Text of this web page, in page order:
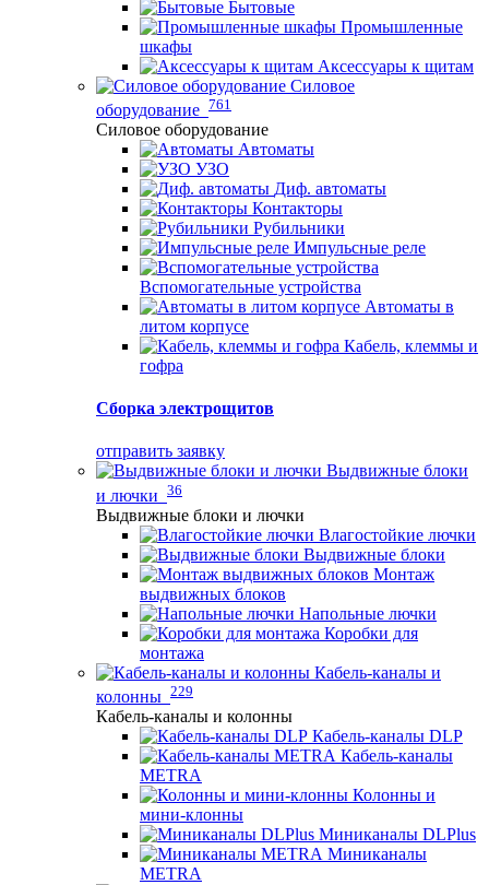
Бытовые
Промышленные
шкафы
Аксессуары к щитам
Силовое
оборудование 761
Силовое оборудование
Автоматы
УЗО
Диф. автоматы
Контакторы
Рубильники
Импульсные реле
Вспомогательные устройства
Автоматы в
литом корпусе
Кабель, клеммы и
гофра
Сборка электрощитов
отправить заявку
Выдвижные блоки
и лючки 36
Выдвижные блоки и лючки
Влагостойкие лючки
Выдвижные блоки
Монтаж
выдвижных блоков
Напольные лючки
Коробки для
монтажа
Кабель-каналы и
колонны 229
Кабель-каналы и колонны
Кабель-каналы DLP
Кабель-каналы
METRA
Колонны и
мини-клонны
Миниканалы DLPlus
Миниканалы
METRA